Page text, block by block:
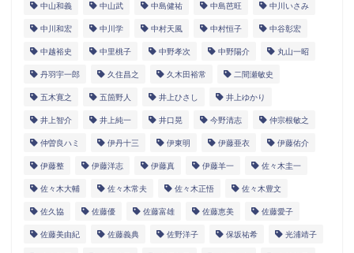
中山和義 中山武 中島健祐 中島芭旺 中川いさみ
中川和宏 中川学 中村天風 中村恒子 中谷彰宏
中越裕史 中里桃子 中野孝次 中野陽介 丸山一昭
丹羽宇一郎 久住昌之 久木田裕常 二間瀬敏史
五木寛之 五箇野人 井上ひさし 井上ゆかり
井上智介 井上純一 井口晃 今野清志 仲宗根敏之
仲曽良ハミ 伊丹十三 伊東明 伊藤亜衣 伊藤佑介
伊藤整 伊藤洋志 伊藤真 伊藤羊一 佐々木圭一
佐々木大輔 佐々木常夫 佐々木正悟 佐々木豊文
佐久協 佐藤優 佐藤富雄 佐藤恵美 佐藤愛子
佐藤美由紀 佐藤義典 佐野洋子 保坂祐希 光浦靖子